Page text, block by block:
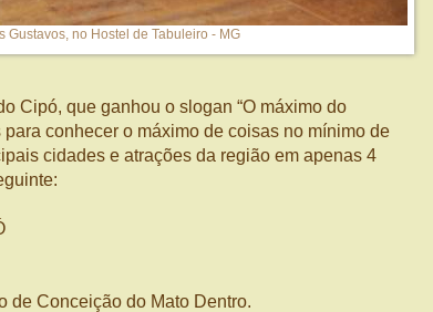
Gustavos, no Hostel de Tabuleiro - MG
Cipó, que ganhou o slogan “O máximo do
para conhecer o máximo de coisas no mínimo de
cidades e atrações da região em apenas 4
de Conceição do Mato Dentro.